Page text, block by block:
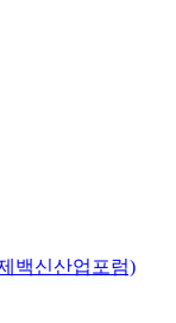
백신산업포럼)